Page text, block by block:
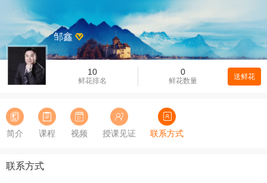
10
鲜花排名
0
鲜花数量 送鲜花
邹鑫
简介 课程 视频 授课见证 联系方式
联系方式